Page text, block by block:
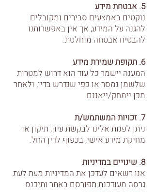
5. אבטחת מידע
נוקטים באמצעים סבירים ומקובלים
להגנה על המידע, אך אין באפשרותנו
להבטיח אבטחה מוחלטת.
6. תקופת שמירת מידע
המענה יישמר כל עוד הוא דרוש למטרות
שלשמן נמסר או כפי שנדרש בדין, ולאחר
מכן יימחק/ייאננם.
7. זכויות המשתמש/ת
ניתן לפנות אלינו לבקשת עיון, תיקון או
מחיקת מידע אישי, בכפוף לדין החל.
8. שינויים במדיניות
אנו רשאים לעדכן את המדיניות מעת לעת.
גרסה מעודכנת תפורסם באתר ותיכנס